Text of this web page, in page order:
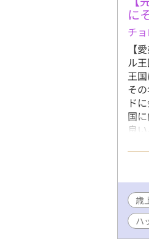
に
チ
【
ル
王
そ
ド
国
良
っ
歳
ハ